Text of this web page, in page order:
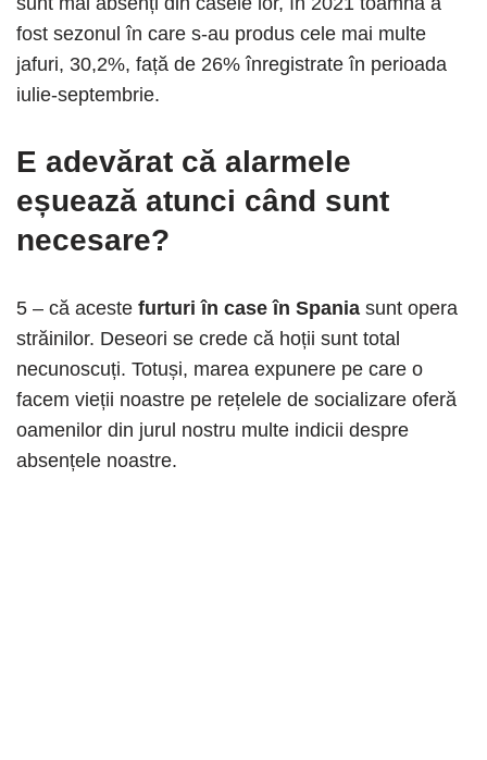
fost sezonul în care s-au produs cele mai multe
jafuri, 30,2%, față de 26% înregistrate în perioada
iulie-septembrie.
E adevărat că alarmele
eșuează atunci când sunt
necesare?
5 – că aceste furturi în case în Spania sunt opera
străinilor. Deseori se crede că hoții sunt total
necunoscuți. Totuși, marea expunere pe care o
facem vieții noastre pe rețelele de socializare oferă
oamenilor din jurul nostru multe indicii despre
absențele noastre.